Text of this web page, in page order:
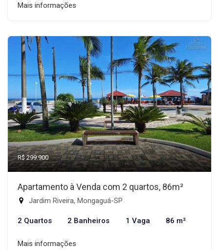
Mais informações
R$ 299.900
Apartamento à Venda com 2 quartos, 86m²
Jardim Riveira, Mongaguá-SP
2 Quartos 2 Banheiros 1 Vaga 86 m²
Mais informações